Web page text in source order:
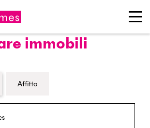
immobili
immobiliare
Affitto